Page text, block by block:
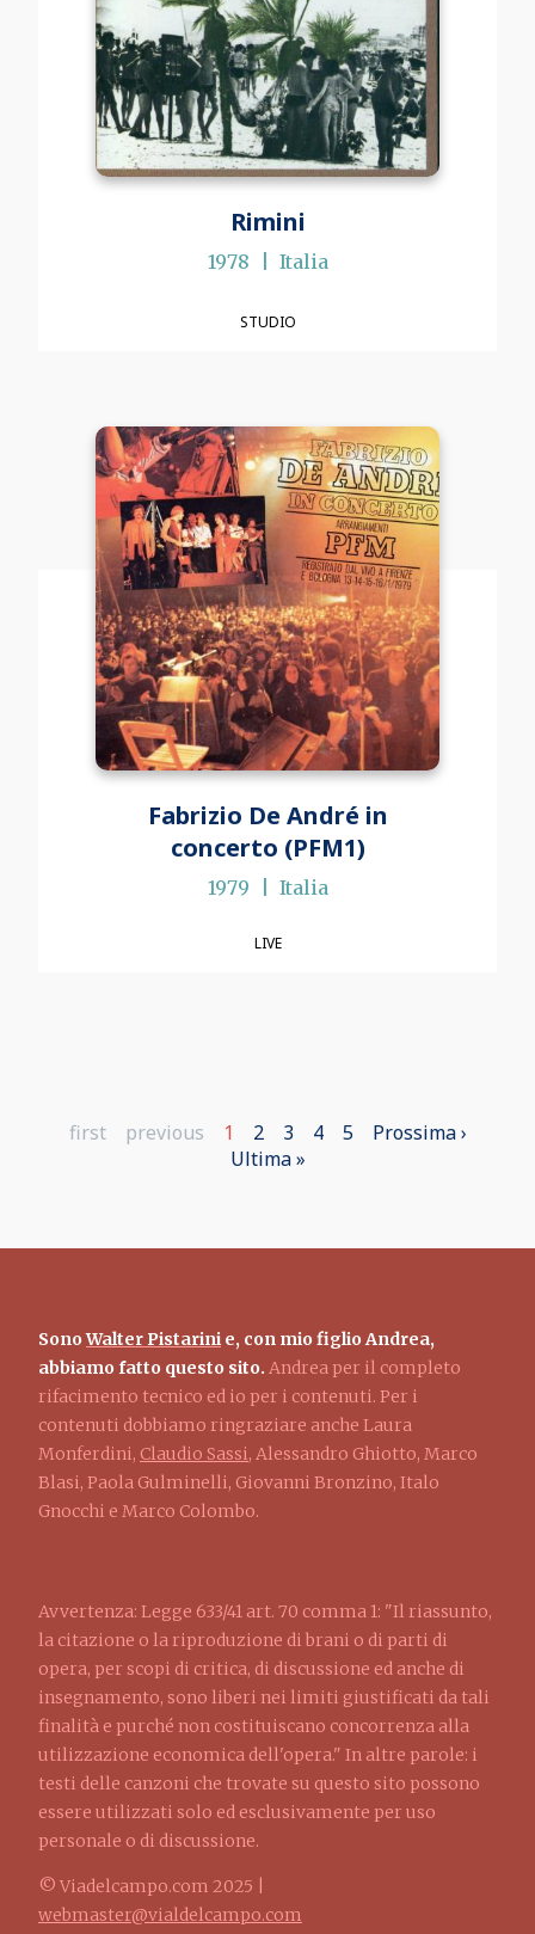
Rimini
1978 Italia
STUDIO
Fabrizio De André in
concerto (PFM1)
1979 Italia
LIVE
Prima
first
Pagina
previous
Pagina
attuale
1 Page
2 Page
3 Page
4 Page
5
Pagina
Prossima ›
Ultima
Ultima »
SonoWalter Pistarini e, con mio figlio Andrea,
abbiamo fatto questo sito. Andrea per il completo
rifacimento tecnico ed io per i contenuti. Per i
contenuti dobbiamo ringraziare anche Laura
Monferdini, Claudio Sassi, Alessandro Ghiotto, Marco
Blasi, Paola Gulminelli, Giovanni Bronzino, Italo
Gnocchi e Marco Colombo.
Avvertenza: Legge 633/41 art. 70 comma 1: "Il riassunto,
la citazione o la riproduzione di brani o di parti di
opera, per scopi di critica, di discussione ed anche di
insegnamento, sono liberi nei limiti giustificati da tali
finalità e purché non costituiscano concorrenza alla
utilizzazione economica dell'opera." In altre parole: i
testi delle canzoni che trovate su questo sito possono
essere utilizzati solo ed esclusivamente per uso
personale o di discussione.
© Viadelcampo.com 2025 |
webmaster@vialdelcampo.com